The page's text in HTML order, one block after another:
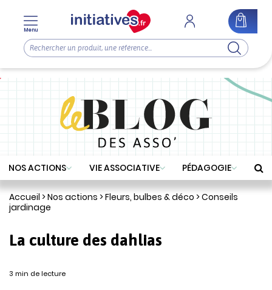
NOS ACTIONS VIE ASSOCIATIVE PÉDAGOGIE
Accueil >Nos actions >Fleurs, bulbes & déco >Conseils
jardinage
La culture des dahlias
3 min de lecture
Menu